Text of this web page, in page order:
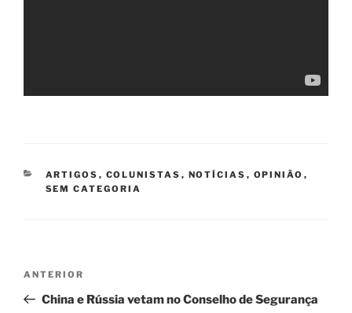
CATEGORIAS
ARTIGOS , COLUNISTAS , NOTÍCIAS , OPINIÃO ,
SEM CATEGORIA
Post
anterior
ANTERIOR
China e Rússia vetam no Conselho de Segurança